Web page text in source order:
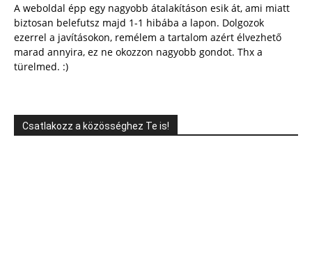
A weboldal épp egy nagyobb átalakításon esik át, ami miatt
biztosan belefutsz majd 1-1 hibába a lapon. Dolgozok
ezerrel a javításokon, remélem a tartalom azért élvezhető
marad annyira, ez ne okozzon nagyobb gondot. Thx a
türelmed. :)
Csatlakozz a közösséghez Te is!